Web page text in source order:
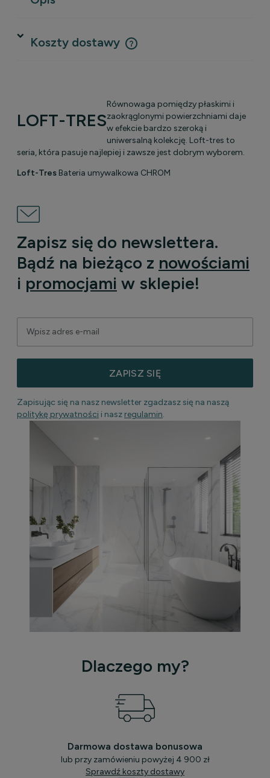
Koszty dostawy
Cena nie zawiera ewentualnych kosztów płatności
LOFT-TRES
Równowaga pomiędzy płaskimi i
zaokrąglonymi powierzchniami daje
w efekcie bardzo szeroką i
uniwersalną kolekcję. Loft-tres to
seria, która pasuje najlepiej i zawsze jest dobrym wyborem.
Loft-Tres Bateria umywalkowa CHROM
Zapisz się do newslettera.
Bądź na bieżąco z nowościami
i promocjami w sklepie!
ZAPISZ SIĘ
Zapisując się na nasz newsletter zgadzasz się na naszą
politykę prywatności i nasz regulamin.
Dlaczego my?
Darmowa dostawa bonusowa
lub przy zamówieniu powyżej 4 900 zł
Sprawdź koszty dostawy